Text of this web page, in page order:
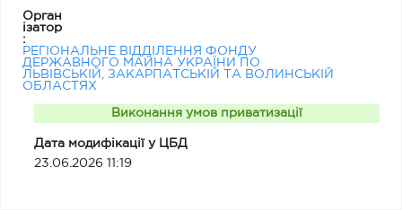
потребує ремонту.
Орган
ізатор
:
РЕГІОНАЛЬНЕ ВІДДІЛЕННЯ ФОНДУ
ДЕРЖАВНОГО МАЙНА УКРАЇНИ ПО
ЛЬВІВСЬКІЙ, ЗАКАРПАТСЬКІЙ ТА ВОЛИНСЬКІЙ
ОБЛАСТЯХ
Виконання умов приватизації
Дата модифікації у ЦБД
23.06.2026 11:19